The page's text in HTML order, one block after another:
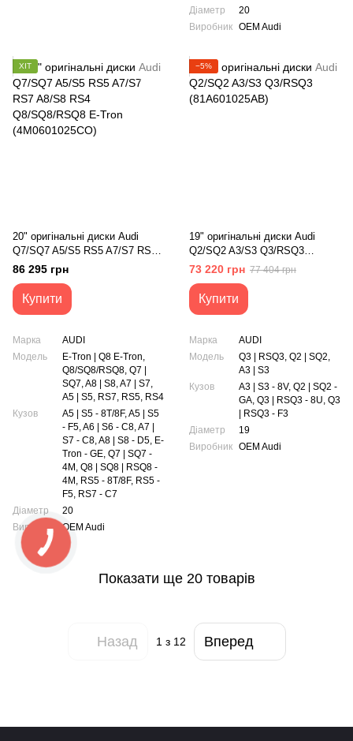
Діаметр
20
Виробник OEM Audi
ХІТ
20" оригінальні диски Audi
Q7/SQ7 A5/S5 RS5 A7/S7 RS7
A8/S8 RS4 Q8/SQ8/RSQ8 E-
Tron (4M0601025CO)
86 295 грн
Купити
Марка
AUDI
Модель
E-Tron | Q8 E-Tron,
Q8/SQ8/RSQ8, Q7 |
SQ7, A8 | S8, A7 | S7,
A5 | S5, RS7, RS5, RS4
Кузов
A5 | S5 - 8T/8F, A5 | S5
- F5, A6 | S6 - C8, A7 |
S7 - C8, A8 | S8 - D5, E-
Tron - GE, Q7 | SQ7 -
4M, Q8 | SQ8 | RSQ8 -
4M, RS5 - 8T/8F, RS5 -
F5, RS7 - C7
Діаметр
20
Виробник
OEM Audi
−5%
19" оригінальні диски Audi
Q2/SQ2 A3/S3 Q3/RSQ3
(81A601025AB)
73 220 грн 77 404 грн
Купити
Марка
AUDI
Модель
Q3 | RSQ3, Q2 | SQ2,
A3 | S3
Кузов
A3 | S3 - 8V, Q2 | SQ2 -
GA, Q3 | RSQ3 - 8U, Q3
| RSQ3 - F3
Діаметр
19
Виробник OEM Audi
Показати ще 20 товарів
Назад 1 з 12 Вперед